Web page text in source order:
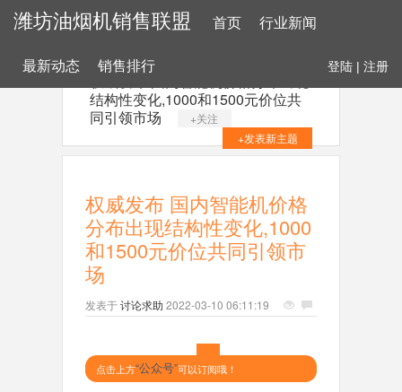
潍坊油烟机销售联盟 首页 行业新闻
最新动态 销售排行 登陆 | 注册
结构性变化,1000和1500元价位共
同引领市场
+关注
+发表新主题
权威发布 国内智能机价格
分布出现结构性变化,1000
和1500元价位共同引领市
场
发表于讨论求助 2022-03-10 06:11:19
点击上方“公众号”可以订阅哦！